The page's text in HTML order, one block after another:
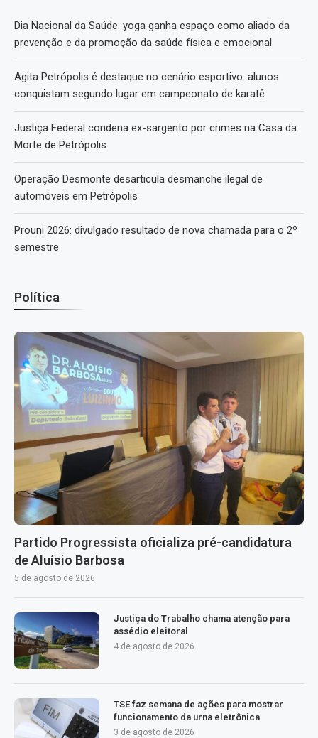
Dia Nacional da Saúde: yoga ganha espaço como aliado da
prevenção e da promoção da saúde física e emocional
Agita Petrópolis é destaque no cenário esportivo: alunos
conquistam segundo lugar em campeonato de karatê
Justiça Federal condena ex-sargento por crimes na Casa da
Morte de Petrópolis
Operação Desmonte desarticula desmanche ilegal de
automóveis em Petrópolis
Prouni 2026: divulgado resultado de nova chamada para o 2º
semestre
Política
Partido Progressista oficializa pré-candidatura
de Aluísio Barbosa
5 de agosto de 2026
Justiça do Trabalho chama atenção para
assédio eleitoral
4 de agosto de 2026
TSE faz semana de ações para mostrar
funcionamento da urna eletrônica
3 de agosto de 2026